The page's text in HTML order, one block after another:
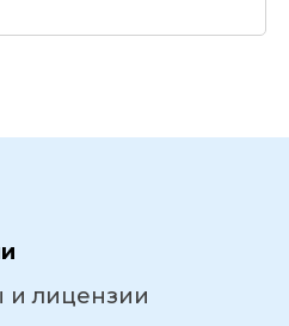
и лицензии